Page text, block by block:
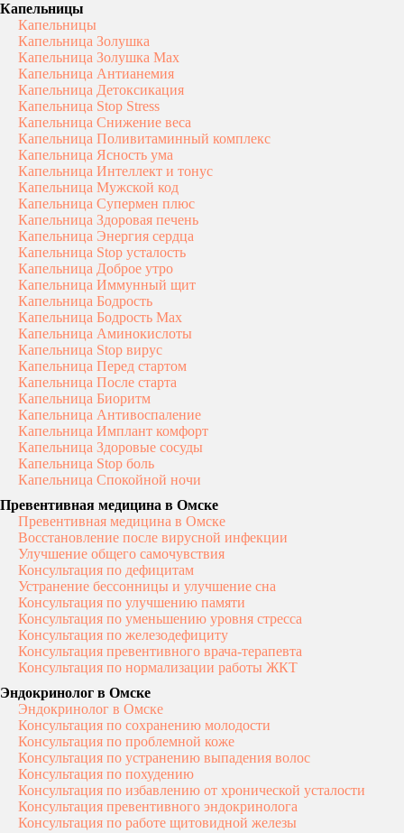
Капельницы
Капельницы
Капельница Золушка
Капельница Золушка Max
Капельница Антианемия
Капельница Детоксикация
Капельница Stop Stress
Капельница Снижение веса
Капельница Поливитаминный комплекс
Капельница Ясность ума
Капельница Интеллект и тонус
Капельница Мужской код
Капельница Супермен плюс
Капельница Здоровая печень
Капельница Энергия сердца
Капельница Stop усталость
Капельница Доброе утро
Капельница Иммунный щит
Капельница Бодрость
Капельница Бодрость Max
Капельница Аминокислоты
Капельница Stop вирус
Капельница Перед стартом
Капельница После старта
Капельница Биоритм
Капельница Антивоспаление
Капельница Имплант комфорт
Капельница Здоровые сосуды
Капельница Stop боль
Капельница Спокойной ночи
Превентивная медицина в Омске
Превентивная медицина в Омске
Восстановление после вирусной инфекции
Улучшение общего самочувствия
Консультация по дефицитам
Устранение бессонницы и улучшение сна
Консультация по улучшению памяти
Консультация по уменьшению уровня стресса
Консультация по железодефициту
Консультация превентивного врача-терапевта
Консультация по нормализации работы ЖКТ
Эндокринолог в Омске
Эндокринолог в Омске
Консультация по сохранению молодости
Консультация по проблемной коже
Консультация по устранению выпадения волос
Консультация по похудению
Консультация по избавлению от хронической усталости
Консультация превентивного эндокринолога
Консультация по работе щитовидной железы
ЗАПИСЬ НА
ПРИЁМ
Имя